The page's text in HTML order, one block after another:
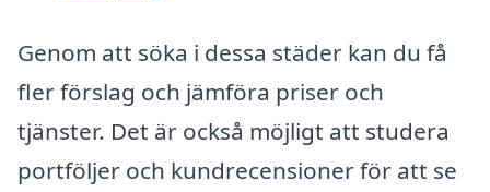
Genom att söka i dessa städer kan du få
fler förslag och jämföra priser och
tjänster. Det är också möjligt att studera
portföljer och kundrecensioner för att se